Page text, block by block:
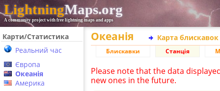
LightningMaps.org
A community project with free lightning maps and apps
Карти/Статистика
Реальний час
Європа
Океанія
Америка
Океанія Карта
Блискавки Станція
Please note that the data
new ones in the future.